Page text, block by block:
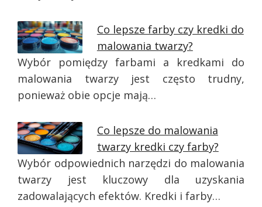
Co lepsze farby czy kredki do
malowania twarzy?
Wybór pomiędzy farbami a kredkami do
malowania twarzy jest często trudny,
ponieważ obie opcje mają…
Co lepsze do malowania
twarzy kredki czy farby?
Wybór odpowiednich narzędzi do malowania
twarzy jest kluczowy dla uzyskania
zadowalających efektów. Kredki i farby…